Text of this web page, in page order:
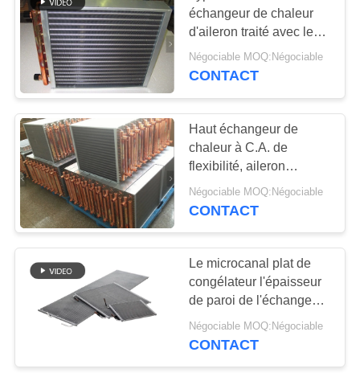
échangeur de chaleur
d'aileron traité avec le
revêtement de poudre
pour empêcher la
Négociable MOQ:Négociable
CONTACT
Haut échangeur de
chaleur à C.A. de
flexibilité, aileron
d'aluminium de tube de
cuivre d'échangeur de
Négociable MOQ:Négociable
CONTACT
Le microcanal plat de
congélateur l'épaisseur
de paroi de l'échangeur
de chaleur 36mm
Négociable MOQ:Négociable
CONTACT